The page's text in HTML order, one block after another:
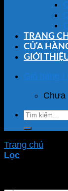
TRANG
CỬA
GIỚI
Giỏ hàng /
Chưa
Tìm
kiếm:
Trang chủ
Lọc